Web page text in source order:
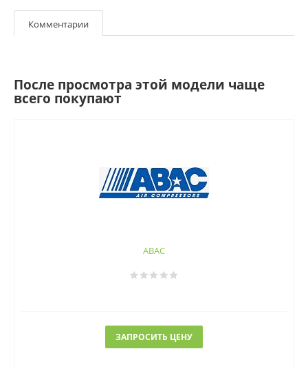
Комментарии
После просмотра этой модели чаще
всего покупают
ABAC
ЗАПРОСИТЬ ЦЕНУ